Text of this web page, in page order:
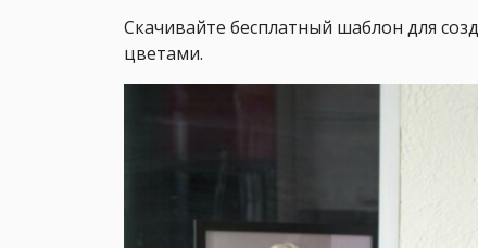
Скачивайте бесплатный шаблон для
цветами.